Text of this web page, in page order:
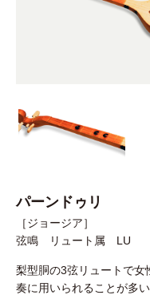
パーンドゥリ
［ジョージア］
弦鳴 リュート属 LU
梨型胴の3弦リュートで女
奏に用いられることが多い